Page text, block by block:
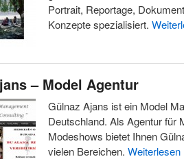
Portrait, Reportage,
Konzepte spezialisiert.
– Model Agentur
Gülnaz Ajans ist ein Model
Deutschland. Als Agentur für
Modeshows bietet Ihnen
vielen Bereichen. Weiterlesen